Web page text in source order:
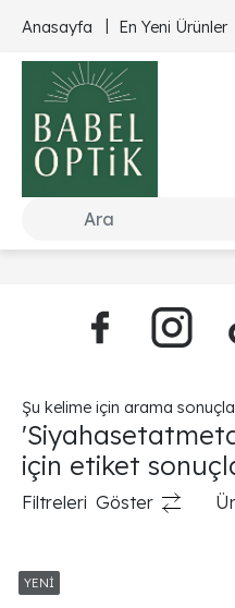
Anasayfa En Yeni Ürünler
Şu kelime için arama
için etiket
Filtreleri Göster